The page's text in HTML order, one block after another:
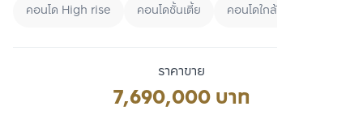
คอนโด High rise คอนโดชั้นเตี้ย คอนโดใกล้ BRT
ราคาขาย
7,690,000 บาท